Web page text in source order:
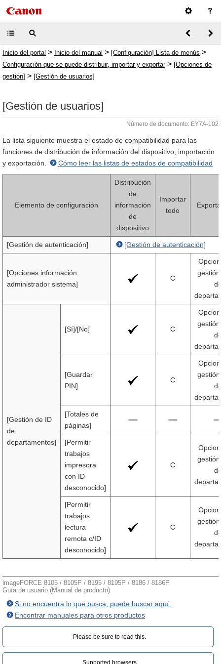
Inicio del portal > Inicio del manual > [Configuración] Lista de menús >
Configuración que se puede distribuir, importar y exportar> [Opciones de
gestión] > [Gestión de usuarios]
[Gestión de usuarios]
Número de documento: EY7A-102
La lista siguiente muestra el estado de compatibilidad para las
funciones de distribución de información del dispositivo, importación
y exportación.
Cómo leer las listas de estados de compatibilidad
Elemento de configuración
Distribución
de
información
de
dispositivo
Importar
todo
[Gestión de autenticación] [Gestión de autenticación]
[Opciones información
administrador sistema]
C
[Gestión de ID
de
departamentos]
[Sí]/[No] C
[Guardar
PIN]
C
[Totales de
páginas]
[Permitir
trabajos
impresora
con ID
desconocido]
C
[Permitir
trabajos
lectura
remota c/ID
desconocido]
C
imageFORCE 8105 / 8105P / 8195 / 8195P / 8186 / 8186P
Guía de usuario (Manual de producto)
Si no encuentra lo que busca, puede buscar aquí.
Encontrar manuales para otros productos
Please be sure to read this.‎
Supported browsers